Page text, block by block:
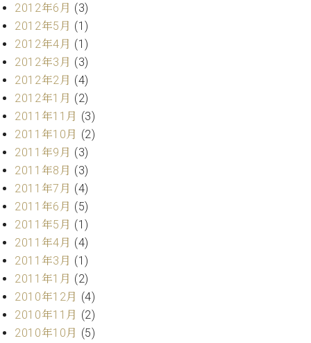
2012年6月 (3)
2012年5月 (1)
2012年4月 (1)
2012年3月 (3)
2012年2月 (4)
2012年1月 (2)
2011年11月 (3)
2011年10月 (2)
2011年9月 (3)
2011年8月 (3)
2011年7月 (4)
2011年6月 (5)
2011年5月 (1)
2011年4月 (4)
2011年3月 (1)
2011年1月 (2)
2010年12月 (4)
2010年11月 (2)
2010年10月 (5)